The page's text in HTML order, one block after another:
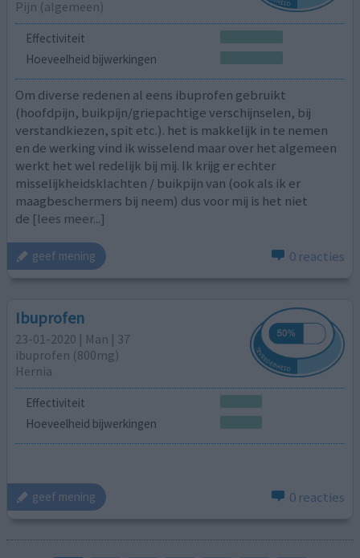
Pijn (algemeen)
Effectiviteit
Hoeveelheid bijwerkingen
Om diverse redenen al eens ibuprofen gebruikt
(hoofdpijn, buikpijn/griepachtige verschijnselen, bij
verstandkiezen, spit etc.). het is makkelijk in te nemen
en de werking vind ik wisselend maar over het algemeen
werkt het wel redelijk bij mij. Ik krijg er echter
misselijkheidsklachten / buikpijn van (ook als ik er
maagbeschermers bij neem) dus voor mij is het niet
de [lees meer...]
geef mening 0 reacties
Ibuprofen
23-01-2020 | Man | 37
ibuprofen (800mg)
Hernia
Effectiviteit
Hoeveelheid bijwerkingen
geef mening 0 reacties